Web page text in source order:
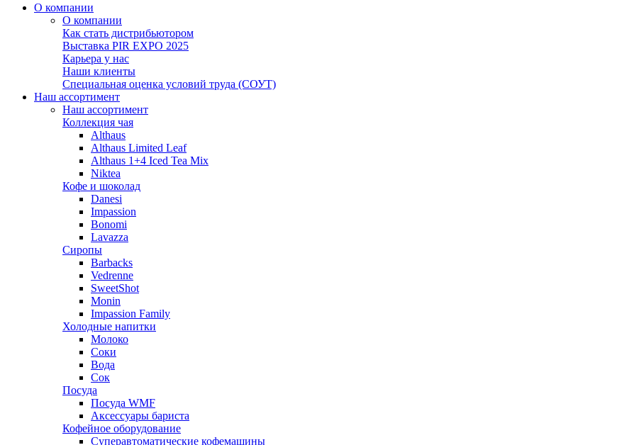
О компании
О компании
Как стать дистрибьютором
Выставка PIR EXPO 2025
Карьера у нас
Наши клиенты
Cпециальная оценка условий труда (СОУТ)
Наш ассортимент
Наш ассортимент
Коллекция чая
Althaus
Althaus Limited Leaf
Althaus 1+4 Iced Tea Mix
Niktea
Кофе и шоколад
Danesi
Impassion
Bonomi
Lavazza
Сиропы
Barbacks
Vedrenne
SweetShot
Monin
Impassion Family
Холодные напитки
Молоко
Соки
Вода
Сок
Посуда
Посуда WMF
Аксессуары бариста
Кофейное оборудование
Суперавтоматические кофемашины